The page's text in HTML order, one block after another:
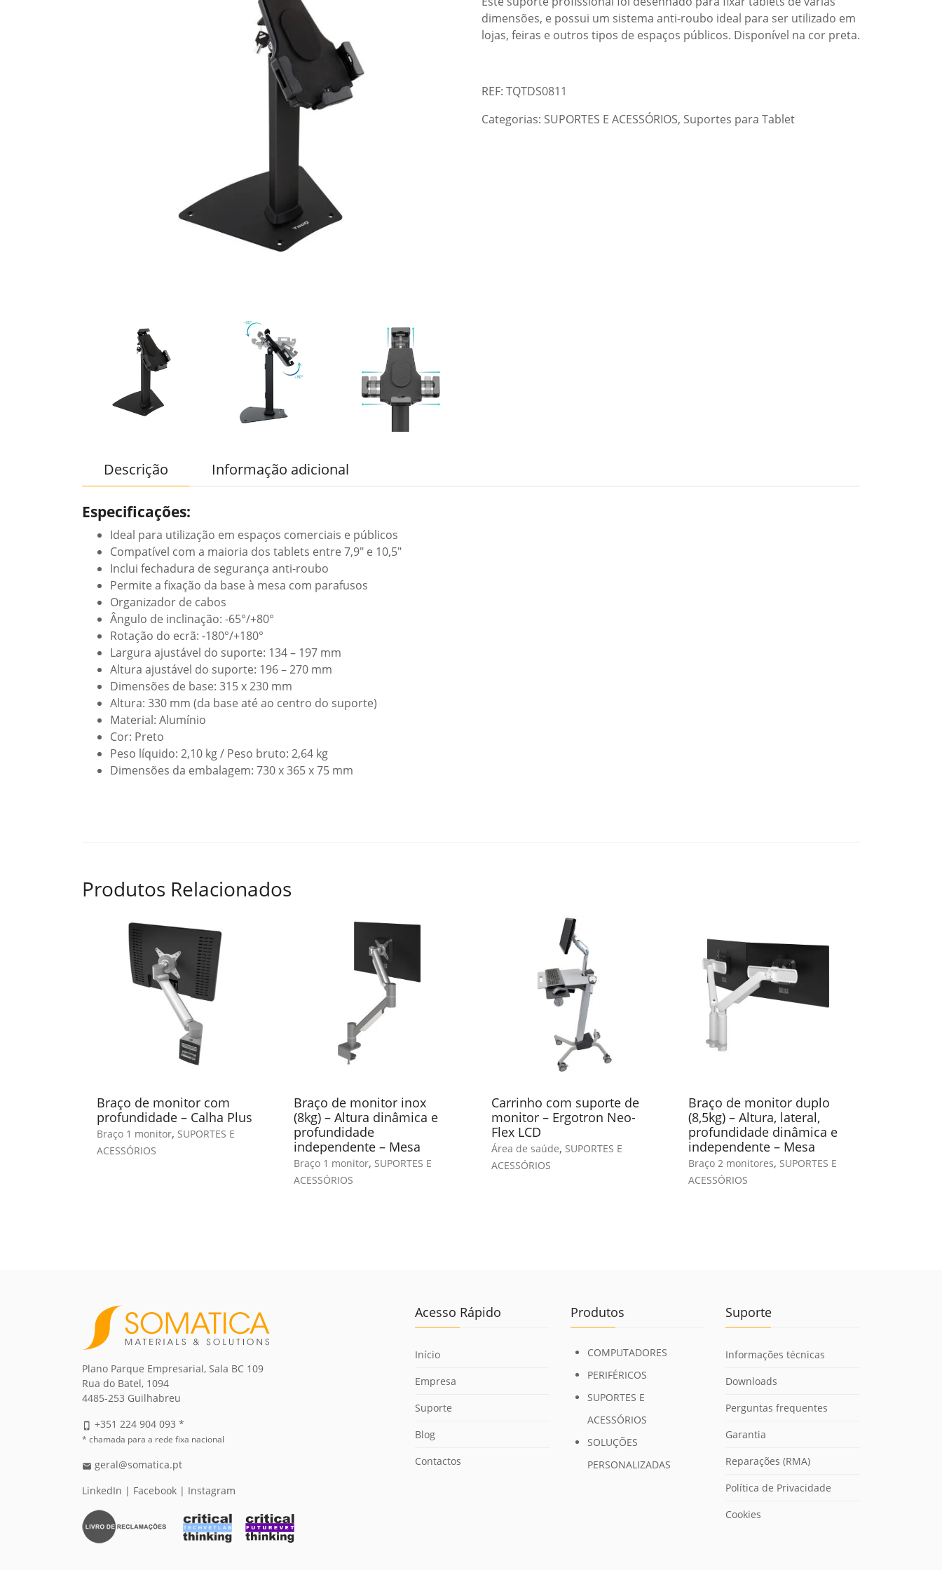
dimensões, e possui um sistema anti-roubo ideal para ser utilizado em
lojas, feiras e outros tipos de espaços públicos. Disponível na cor preta.
REF: TQTDS0811
Categorias: SUPORTES E ACESSÓRIOS, Suportes para Tablet
Descrição Informação adicional
Especificações:
Ideal para utilização em espaços comerciais e públicos
Compatível com a maioria dos tablets entre 7,9″ e 10,5″
Inclui fechadura de segurança anti-roubo
Permite a fixação da base à mesa com parafusos
Organizador de cabos
Ângulo de inclinação: -65°/+80°
Rotação do ecrã: -180°/+180°
Largura ajustável do suporte: 134 – 197 mm
Altura ajustável do suporte: 196 – 270 mm
Dimensões de base: 315 x 230 mm
Altura: 330 mm (da base até ao centro do suporte)
Material: Alumínio
Cor: Preto
Peso líquido: 2,10 kg / Peso bruto: 2,64 kg
Dimensões da embalagem: 730 x 365 x 75 mm
Produtos Relacionados
Braço de monitor com
profundidade – Calha Plus
Braço 1 monitor, SUPORTES E
ACESSÓRIOS
Braço de monitor inox
(8kg) – Altura dinâmica e
profundidade
independente – Mesa
Braço 1 monitor, SUPORTES E
ACESSÓRIOS
Carrinho com suporte de
monitor – Ergotron Neo-
Flex LCD
Área de saúde, SUPORTES E
ACESSÓRIOS
Braço de monitor duplo
(8,5kg) – Altura, lateral,
profundidade dinâmica e
independente – Mesa
Braço 2 monitores, SUPORTES E
ACESSÓRIOS
Plano Parque Empresarial, Sala BC 109
Rua do Batel, 1094
4485-253 Guilhabreu
phone_iphone +351 224 904 093 *
* chamada para a rede fixa nacional
email geral@somatica.pt
LinkedIn | Facebook | Instagram
Acesso Rápido
Início
Empresa
Suporte
Blog
Contactos
Produtos
COMPUTADORES
PERIFÉRICOS
SUPORTES E
ACESSÓRIOS
SOLUÇÕES
PERSONALIZADAS
Suporte
Informações técnicas
Downloads
Perguntas frequentes
Garantia
Reparações (RMA)
Política de Privacidade
Cookies